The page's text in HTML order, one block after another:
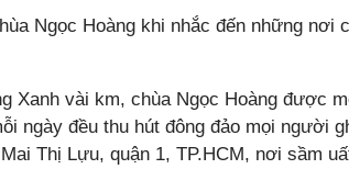
Ngọc Hoàng khi nhắc đến những nơi
Xanh vài km, chùa Ngọc Hoàng được
ngày đều thu hút đông đảo mọi người
Thị Lựu, quận 1, TP.HCM, nơi sầm